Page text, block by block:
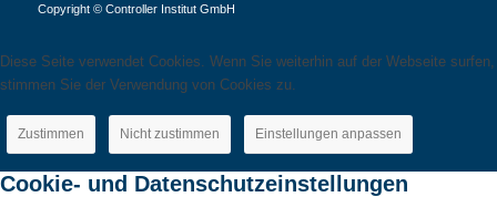
Copyright © Controller Institut GmbH
Diese Seite verwendet Cookies. Wenn Sie weiterhin auf der Webseite surfen,
stimmen Sie der Verwendung von Cookies zu.
Zustimmen Nicht zustimmen Einstellungen anpassen
Cookie- und Datenschutzeinstellungen